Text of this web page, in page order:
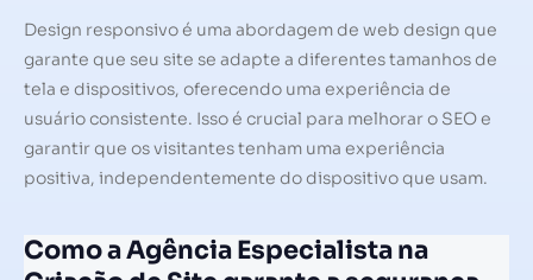
Design responsivo é uma abordagem de web design que
garante que seu site se adapte a diferentes tamanhos de
tela e dispositivos, oferecendo uma experiência de
usuário consistente. Isso é crucial para melhorar o SEO e
garantir que os visitantes tenham uma experiência
positiva, independentemente do dispositivo que usam.
Como a Agência Especialista na